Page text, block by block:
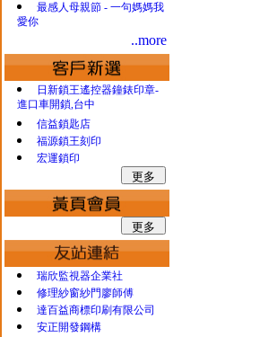
最感人母親節 - 一句媽媽我
愛你
..more
日新鎖王遙控器鐘錶印章-
進口車開鎖,台中
信益鎖匙店
福源鎖王刻印
宏運鎖印
瑞欣監視器企業社
修理紗窗紗門廖師傅
達百益商標印刷有限公司
安正開發鋼構